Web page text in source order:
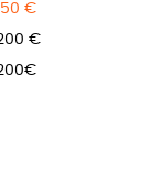
€
€